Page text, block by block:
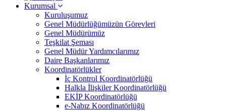
Kurumsal
Kuruluşumuz
Genel Müdürlüğümüzün Görevleri
Genel Müdürümüz
Teşkilat Şeması
Genel Müdür Yardımcılarımız
Daire Başkanlarımız
Koordinatörlükler
İç Kontrol Koordinatörlüğü
Halkla İlişkiler Koordinatörlüğü
EKİP Koordinatörlüğü
e-Nabız Koordinatörlüğü